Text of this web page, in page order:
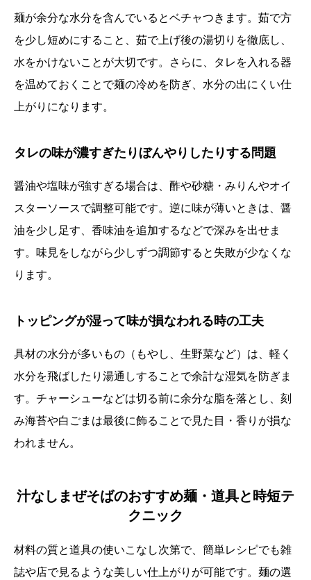
麺が余分な水分を含んでいるとベチャつきます。茹で方
を少し短めにすること、茹で上げ後の湯切りを徹底し、
水をかけないことが大切です。さらに、タレを入れる器
を温めておくことで麺の冷めを防ぎ、水分の出にくい仕
上がりになります。
タレの味が濃すぎたりぼんやりしたりする問題
醤油や塩味が強すぎる場合は、酢や砂糖・みりんやオイ
スターソースで調整可能です。逆に味が薄いときは、醤
油を少し足す、香味油を追加するなどで深みを出せま
す。味見をしながら少しずつ調節すると失敗が少なくな
ります。
トッピングが湿って味が損なわれる時の工夫
具材の水分が多いもの（もやし、生野菜など）は、軽く
水分を飛ばしたり湯通しすることで余計な湿気を防ぎま
す。チャーシューなどは切る前に余分な脂を落とし、刻
み海苔や白ごまは最後に飾ることで見た目・香りが損な
われません。
汁なしまぜそばのおすすめ麺・道具と時短テ
クニック
材料の質と道具の使いこなし次第で、簡単レシピでも雑
誌や店で見るような美しい仕上がりが可能です。麺の選